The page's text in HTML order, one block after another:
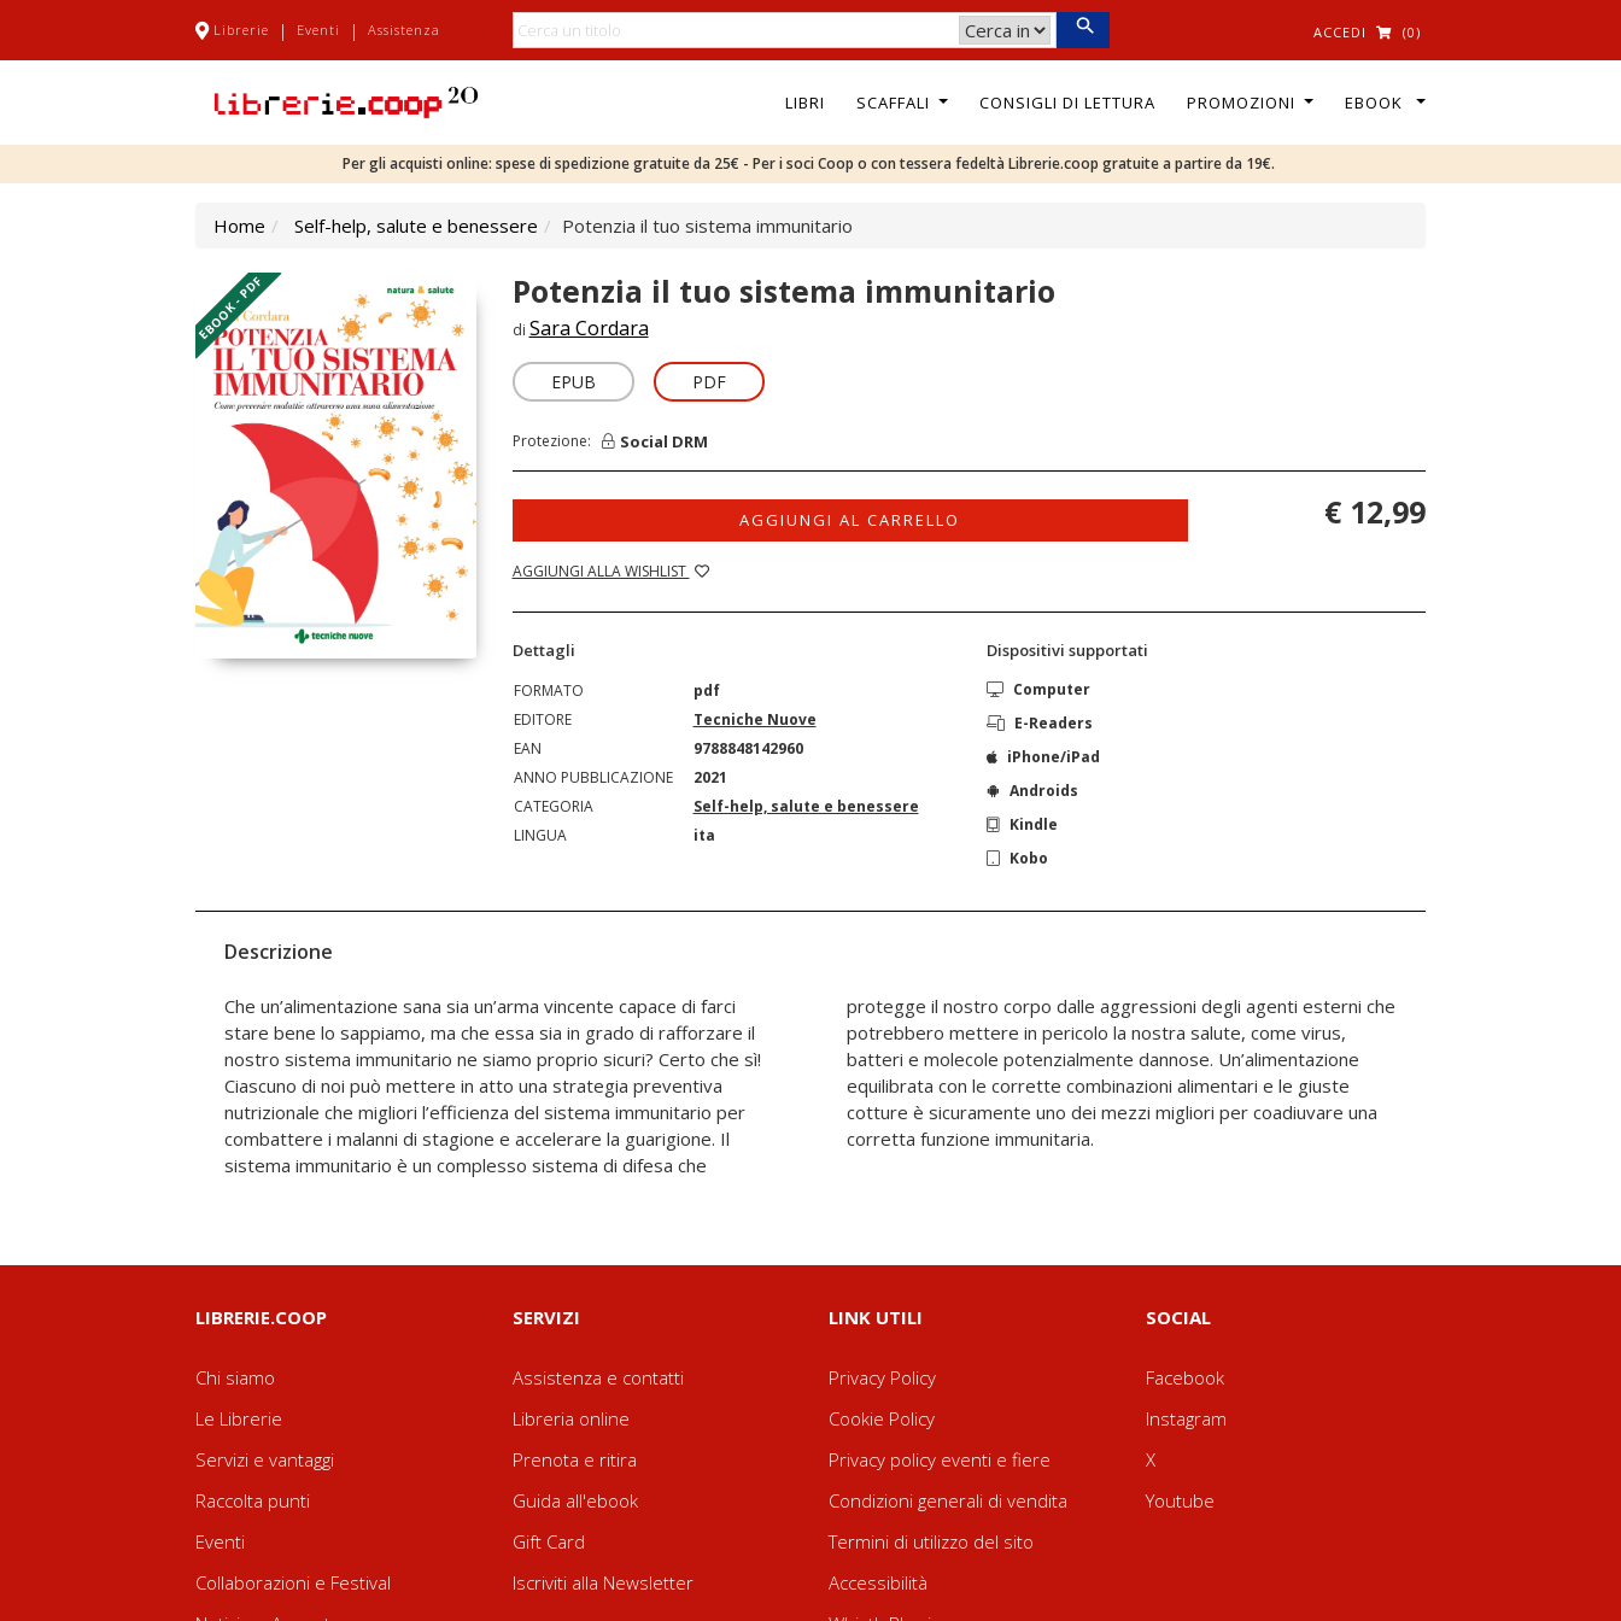
Librerie | Eventi | Assistenza ACCEDI (0)
LIBRI SCAFFALI CONSIGLI DI LETTURA PROMOZIONI EBOOK
Per gli acquisti online: spese di spedizione gratuite da 25€ - Per i soci Coop o con tessera fedeltà Librerie.coop gratuite a partire da 19€.
Home Self-help, salute e benessere Potenzia il tuo sistema immunitario
EBOOK - PDF Potenzia il tuo sistema immunitario
di Sara Cordara
EPUB PDF
Protezione: Social DRM
AGGIUNGI AL CARRELLO
AGGIUNGI ALLA WISHLIST
€ 12,99
Dettagli
FORMATO
pdf
EDITORE
Tecniche Nuove
EAN
9788848142960
ANNO PUBBLICAZIONE
2021
CATEGORIA
Self-help, salute e benessere
LINGUA
ita
Dispositivi supportati
Computer
E-Readers
iPhone/iPad
Androids
Kindle
Kobo
Descrizione
Che un’alimentazione sana sia un’arma vincente capace di farci
stare bene lo sappiamo, ma che essa sia in grado di rafforzare il
nostro sistema immunitario ne siamo proprio sicuri? Certo che sì!
Ciascuno di noi può mettere in atto una strategia preventiva
nutrizionale che migliori l’efficienza del sistema immunitario per
combattere i malanni di stagione e accelerare la guarigione. Il
sistema immunitario è un complesso sistema di difesa che
protegge il nostro corpo dalle aggressioni degli agenti esterni che
potrebbero mettere in pericolo la nostra salute, come virus,
batteri e molecole potenzialmente dannose. Un’alimentazione
equilibrata con le corrette combinazioni alimentari e le giuste
cotture è sicuramente uno dei mezzi migliori per coadiuvare una
corretta funzione immunitaria.
LIBRERIE.COOP
Chi siamo
Le Librerie
Servizi e vantaggi
Raccolta punti
Eventi
Collaborazioni e Festival
SERVIZI
Assistenza e contatti
Libreria online
Prenota e ritira
Guida all'ebook
Gift Card
Iscriviti alla Newsletter
LINK UTILI
Privacy Policy
Cookie Policy
Privacy policy eventi e fiere
Condizioni generali di vendita
Termini di utilizzo del sito
Accessibilità
SOCIAL
Facebook
Instagram
X
Youtube